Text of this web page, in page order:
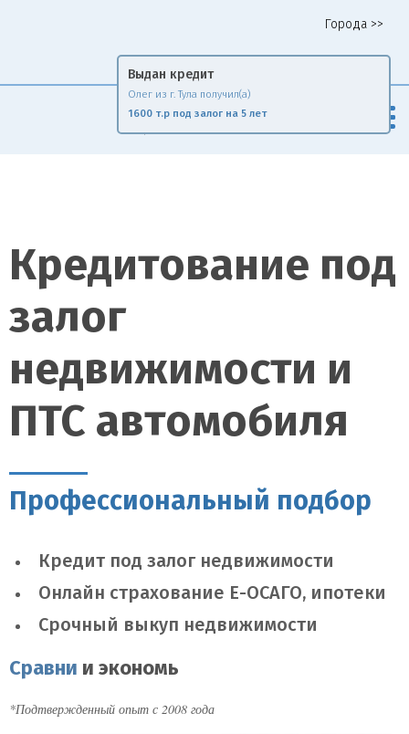
Города >>
FinRise
Кредитование под
залог
недвижимости и
ПТС автомобиля
Профессиональный подбор
Кредит под залог недвижимости
Онлайн страхование Е-ОСАГО, ипотеки
Срочный выкуп недвижимости
Сравни и экономь
*Подтвержденный опыт с 2008 года
Выдан кредит
Олег из г. Тула получил(а)
1600 т.р под залог на 5 лет